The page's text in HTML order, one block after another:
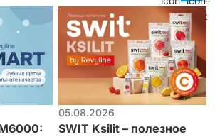
05.08.2026
SWIT Ksilit – полезное